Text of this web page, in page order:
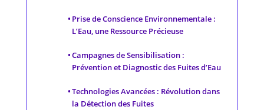
Prise de Conscience Environnementale :
L’Eau, une Ressource Précieuse
Campagnes de Sensibilisation :
Prévention et Diagnostic des Fuites d’Eau
Technologies Avancées : Révolution dans
la Détection des Fuites